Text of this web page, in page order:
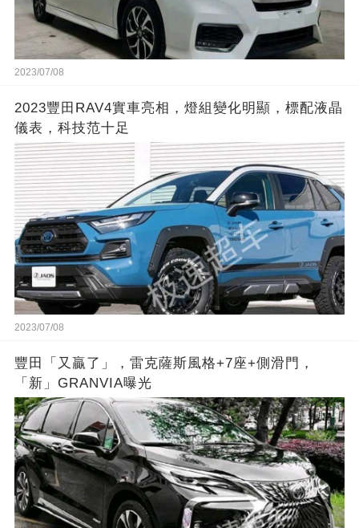
2023/07/08
2023豐田RAV4實車亮相，燈組變化明顯，標配液晶
儀表，科技范十足
2023/07/08
豐田「又贏了」，雷克薩斯風格+7座+側滑門，
「新」GRANVIA曝光